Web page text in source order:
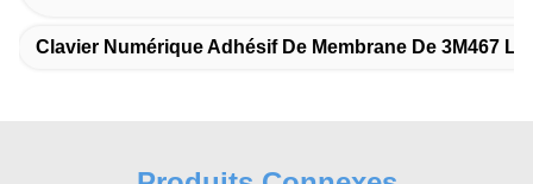
Clavier Numérique Adhésif De Membrane De 3M467